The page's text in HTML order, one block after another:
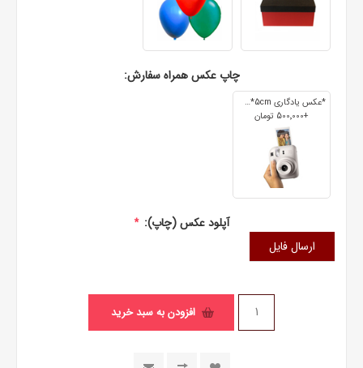
چاپ عکس همراه سفارش:
*عکس یادگاری 7cm*5cm
+500٬000 تومان
آپلود عکس (چاپ): *
ارسال فایل
افزودن به سبد خرید